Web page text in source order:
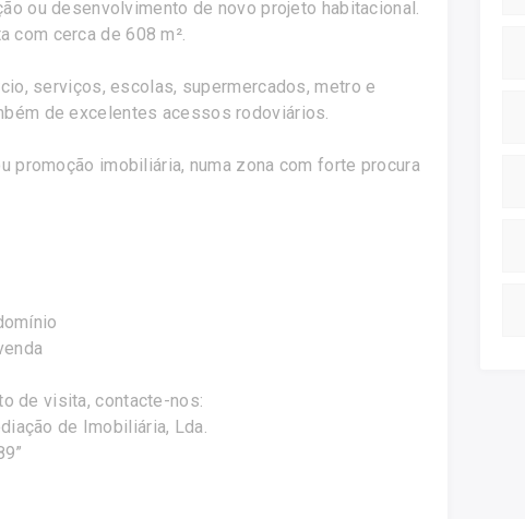
ou desenvolvimento de novo projeto habitacional.
com cerca de 608 m².
serviços, escolas, supermercados, metro e
de excelentes acessos rodoviários.
promoção imobiliária, numa zona com forte procura
de visita, contacte-nos:
de Imobiliária, Lda.